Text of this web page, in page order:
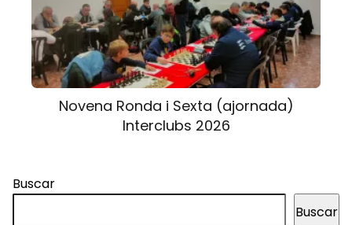
Novena Ronda i Sexta (ajornada)
Interclubs 2026
Buscar
Buscar